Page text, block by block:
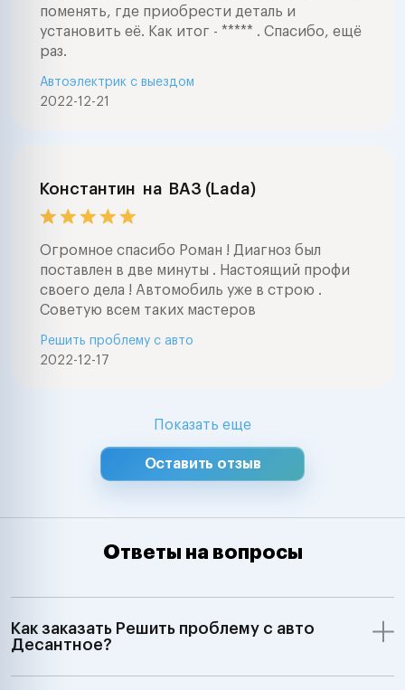
поменять, где приобрести деталь и
установить её. Как итог - ***** . Спасибо, ещё
раз.
2022-12-21
Автоэлектрик с выездом
Константин на ВАЗ (Lada)
Огромное спасибо Роман ! Диагноз был
поставлен в две минуты . Настоящий профи
своего дела ! Автомобиль уже в строю .
Советую всем таких мастеров
2022-12-17
Решить проблему с авто
Показать еще
Оставить отзыв
Ответы на вопросы
Как заказать Решить проблему с авто
Десантное?